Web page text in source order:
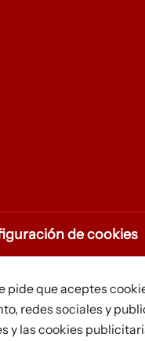
de cookies
pide que aceptes
redes sociales y
y las cookies